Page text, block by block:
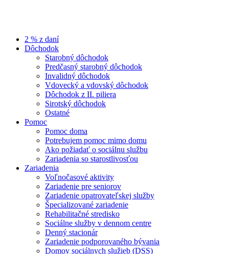
2 % z daní
Dôchodok
Starobný dôchodok
Predčasný starobný dôchodok
Invalidný dôchodok
Vdovecký a vdovský dôchodok
Dôchodok z II. piliera
Sirotský dôchodok
Ostatné
Pomoc
Pomoc doma
Potrebujem pomoc mimo domu
Ako požiadať o sociálnu službu
Zariadenia so starostlivosťou
Zariadenia
Voľnočasové aktivity
Zariadenie pre seniorov
Zariadenie opatrovateľskej služby
Špecializované zariadenie
Rehabilitačné stredisko
Sociálne služby v dennom centre
Denný stacionár
Zariadenie podporovaného bývania
Domov sociálnych služieb (DSS)